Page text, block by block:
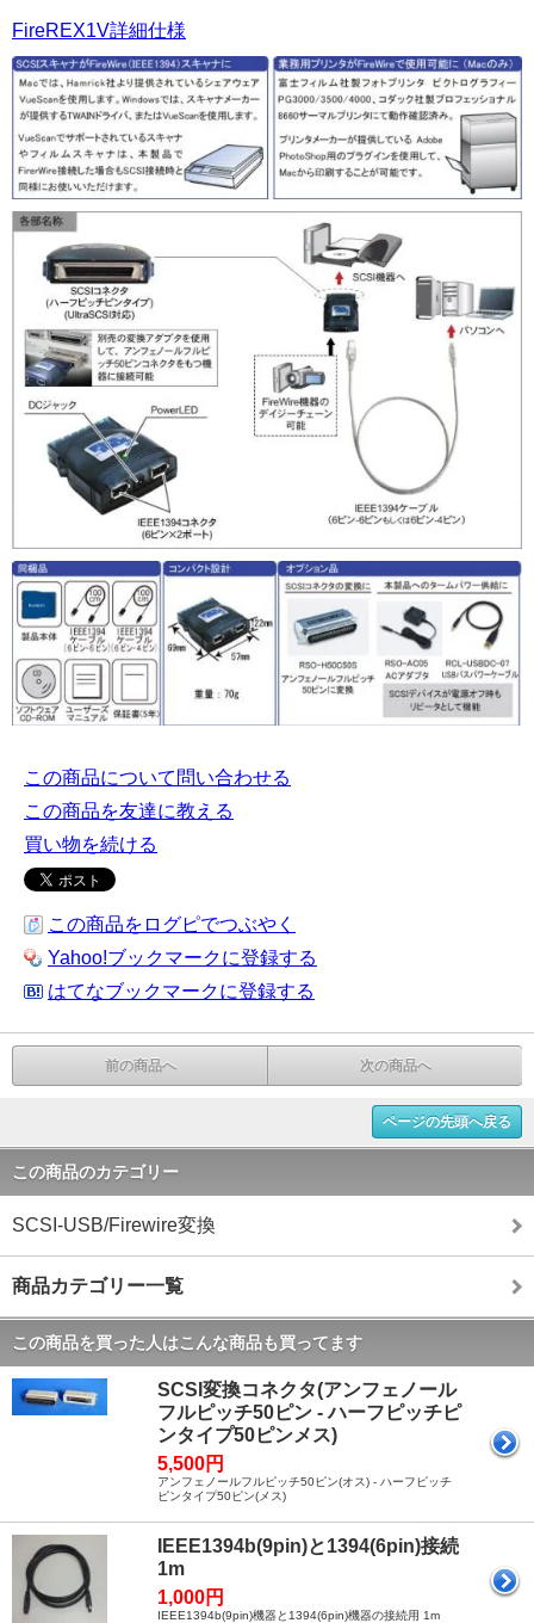
FireREX1V詳細仕様
この商品について問い合わせる
この商品を友達に教える
買い物を続ける
この商品をログピでつぶやく
Yahoo!ブックマークに登録する
はてなブックマークに登録する
前の商品へ 次の商品へ
ページの先頭へ戻る
この商品のカテゴリー
SCSI-USB/Firewire変換
商品カテゴリー一覧
この商品を買った人はこんな商品も買ってます
SCSI変換コネクタ(アンフェノール
フルピッチ50ピン - ハーフピッチピ
ンタイプ50ピンメス)
5,500円
アンフェノールフルピッチ50ピン(オス) - ハーフピッチ
ピンタイプ50ピン(メス)
IEEE1394b(9pin)と1394(6pin)接続
1m
1,000円
IEEE1394b(9pin)機器と1394(6pin)機器の接続用 1m